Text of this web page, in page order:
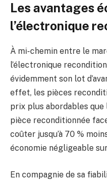
Les avantages
l’électronique
À mi-chemin entre le
l’électronique
évidemment son lot
effet, les pièces
prix plus abordables que
pièce reconditionnée
coûter jusqu’à 70 %
économie négligeable
En compagnie de sa